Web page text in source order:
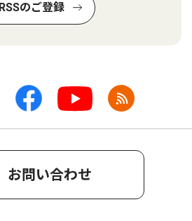
RSSのご登録
お問い合わせ